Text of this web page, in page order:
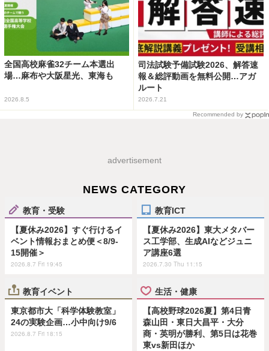
全国高校麻雀32チーム本選出
場…麻布や大阪星光、東海も
2026.8.5
司法試験予備試験2026、解答速
報＆総評動画を無料公開…アガ
ルート
2026.7.21
Recommended by
advertisement
NEWS CATEGORY
教育・受験
【夏休み2026】すぐ行けるイ
ベント情報おまとめ便＜8/9-
15開催＞
2026.8.7 Fri 19:45
教育ICT
【夏休み2026】東大メタバー
ス工学部、生成AIなどジュニ
ア講座6選
2026.7.30 Thu 11:15
教育イベント
東京都市大「科学体験教室」
24の実験企画…小中向け9/6
2026.8.7 Fri 18:15
生活・健康
【高校野球2026夏】第4日青
森山田・東日大昌平・大分
商・英明が勝利、第5日は花巻
東vs新田ほか